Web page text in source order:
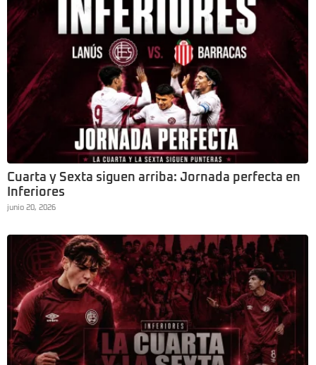
Cuarta y Sexta siguen arriba: Jornada perfecta en
Inferiores
junio 20, 2026